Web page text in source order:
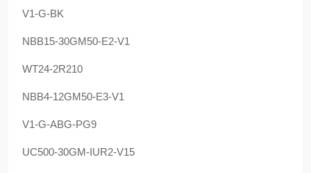
V1-G-BK
NBB15-30GM50-E2-V1
WT24-2R210
NBB4-12GM50-E3-V1
V1-G-ABG-PG9
UC500-30GM-IUR2-V15